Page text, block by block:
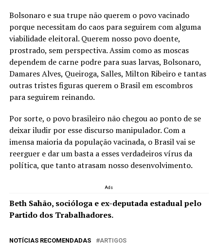
Bolsonaro e sua trupe não querem o povo vacinado
porque necessitam do caos para seguirem com alguma
viabilidade eleitoral. Querem nosso povo doente,
prostrado, sem perspectiva. Assim como as moscas
dependem de carne podre para suas larvas, Bolsonaro,
Damares Alves, Queiroga, Salles, Milton Ribeiro e tantas
outras tristes figuras querem o Brasil em escombros
para seguirem reinando.
Por sorte, o povo brasileiro não chegou ao ponto de se
deixar iludir por esse discurso manipulador. Com a
imensa maioria da população vacinada, o Brasil vai se
reerguer e dar um basta a esses verdadeiros vírus da
política, que tanto atrasam nosso desenvolvimento.
Ads
Beth Sahão, socióloga e ex-deputada estadual pelo
Partido dos Trabalhadores.
NOTÍCIAS RECOMENDADAS ARTIGOS